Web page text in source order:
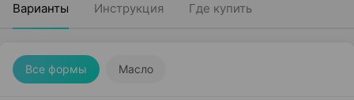
Варианты Инструкция Где купить
Все формы Масло